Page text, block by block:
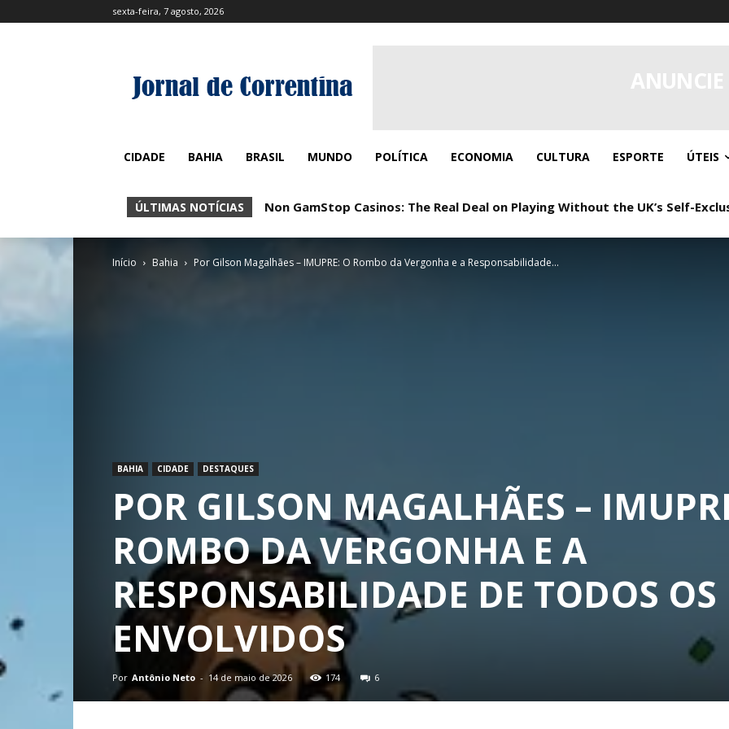
sexta-feira, 7 agosto, 2026
CIDADE BAHIA BRASIL MUNDO POLÍTICA ECONOMIA CULTURA ESPORTE ÚTEIS
ÚLTIMAS NOTÍCIAS Non GamStop Casinos: The Real Deal on Playing Without the UK’s Self-
No KYC Casinos: Real Play, Zero Paperwork
Início Bahia Por Gilson Magalhães – IMUPRE: O Rombo da Vergonha e a Responsabilidade...
BAHIA CIDADE DESTAQUES
POR GILSON MAGALHÃES –
ROMBO DA VERGONHA E A
RESPONSABILIDADE DE TODOS OS
ENVOLVIDOS
Por Antônio Neto - 14 de maio de 2026 174 6